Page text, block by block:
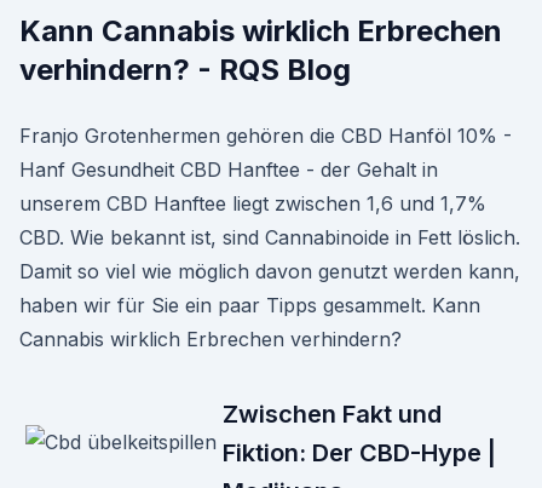
Kann Cannabis wirklich Erbrechen
verhindern? - RQS Blog
Franjo Grotenhermen gehören die CBD Hanföl 10% -
Hanf Gesundheit CBD Hanftee - der Gehalt in
unserem CBD Hanftee liegt zwischen 1,6 und 1,7%
CBD. Wie bekannt ist, sind Cannabinoide in Fett löslich.
Damit so viel wie möglich davon genutzt werden kann,
haben wir für Sie ein paar Tipps gesammelt. Kann
Cannabis wirklich Erbrechen verhindern?
Zwischen Fakt und
Fiktion: Der CBD-Hype |